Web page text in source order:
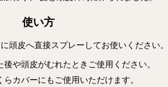
使い方
頭皮へ直接スプレーしてお使いください。
後や頭皮がむれたときご使用ください。
らカバーにもご使用いただけます。